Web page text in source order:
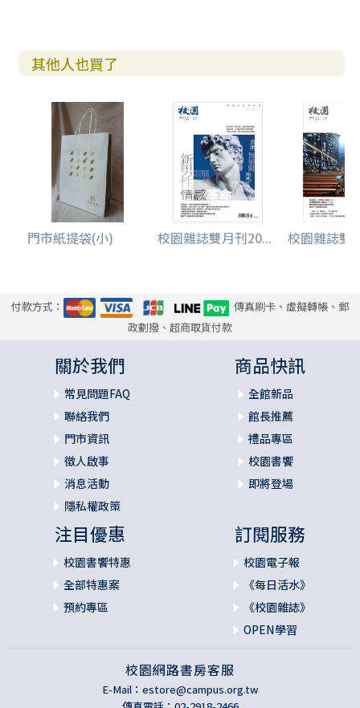
其他人也買了
門市紙提袋(小) 校園雜誌雙月刊20... 校園雜誌雙
付款方式：
傳真刷卡、虛擬轉帳、郵
政劃撥、超商取貨付款
關於我們
常見問題FAQ
聯絡我們
門市資訊
徵人啟事
消息活動
隱私權政策
商品快訊
全館新品
館長推薦
禮品專區
校園書饗
即將登場
注目優惠
校園書饗特惠
全部特惠案
預約專區
訂閱服務
校園電子報
《每日活水》
《校園雜誌》
OPEN學習
校園網路書房客服
E-Mail： estore@campus.org.tw